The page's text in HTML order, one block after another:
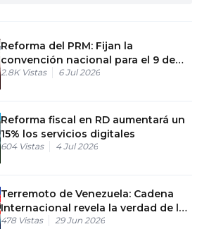
Reforma del PRM: Fijan la
convención nacional para el 9 de
agosto
2.8K Vistas 6 Jul 2026
Reforma fiscal en RD aumentará un
15% los servicios digitales
604 Vistas 4 Jul 2026
Terremoto de Venezuela: Cadena
Internacional revela la verdad de la
ayuda
478 Vistas 29 Jun 2026